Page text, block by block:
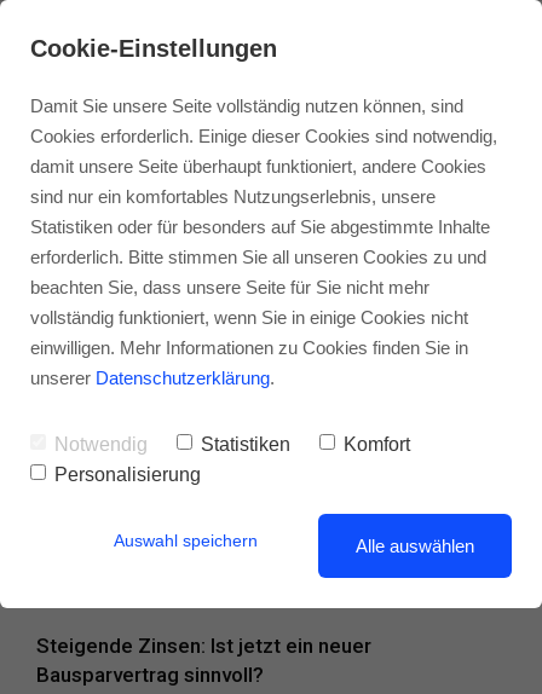
Zinswende: Was der neue
Immobilienmarktbericht Stuttgart
Steigende Zinsen: Ist jetzt ein neuer
Bausparvertrag sinnvoll?
Cookie-Einstellungen
Damit Sie unsere Seite vollständig nutzen können, sind
Cookies erforderlich. Einige dieser Cookies sind notwendig,
damit unsere Seite überhaupt funktioniert, andere Cookies
sind nur ein komfortables Nutzungserlebnis, unsere
Statistiken oder für besonders auf Sie abgestimmte Inhalte
erforderlich. Bitte stimmen Sie all unseren Cookies zu und
beachten Sie, dass unsere Seite für Sie nicht mehr
vollständig funktioniert, wenn Sie in einige Cookies nicht
einwilligen. Mehr Informationen zu Cookies finden Sie in
unserer Datenschutzerklärung.
Notwendig Statistiken
Komfort
Personalisierung
Auswahl speichern Alle auswählen